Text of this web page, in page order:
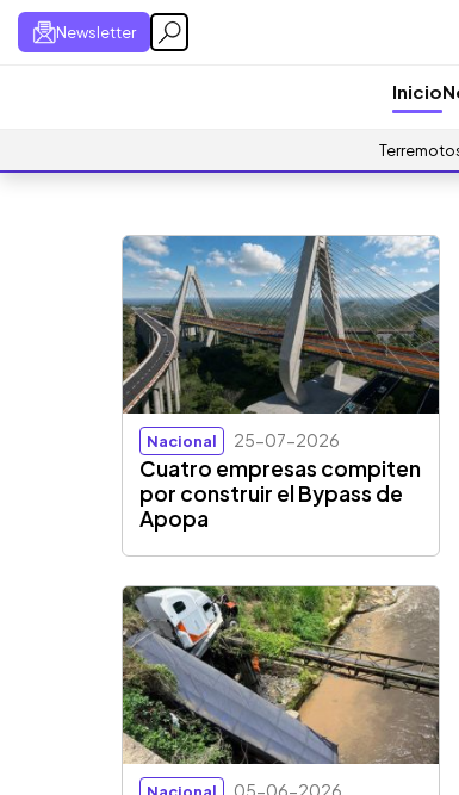
Newsletter
Inicio
Nacional 25-07-2026
Cuatro empresas compiten
por construir el Bypass de
Apopa
05-06-2026